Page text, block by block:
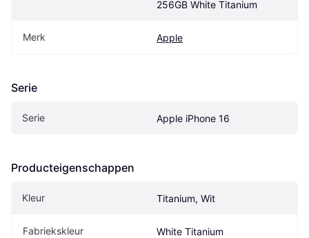
256GB White Titanium
Merk Apple
Serie
Serie Apple iPhone 16
Producteigenschappen
Kleur Titanium, Wit
Fabriekskleur White Titanium